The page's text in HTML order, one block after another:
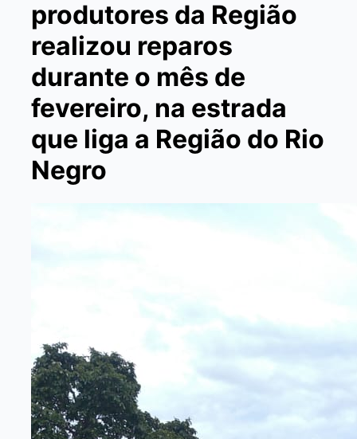
produtores da Região
realizou reparos
durante o mês de
fevereiro, na estrada
que liga a Região do Rio
Negro